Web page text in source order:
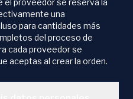
el proveedor se reserva la
una
para cantidades más
del proceso de
cada proveedor se
aceptas al crear la orden.